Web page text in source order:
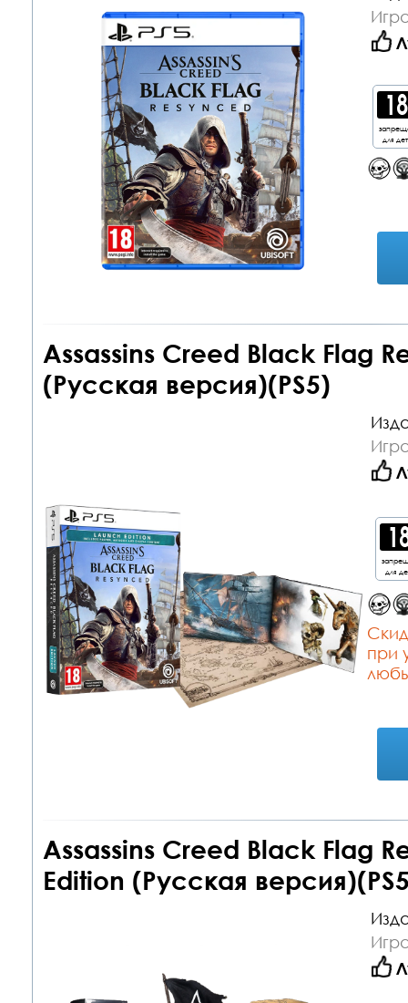
для
Assassins Creed Black Flag
(Русская версия)(PS5)
для
при
Assassins Creed Black Flag
Edition (Русская